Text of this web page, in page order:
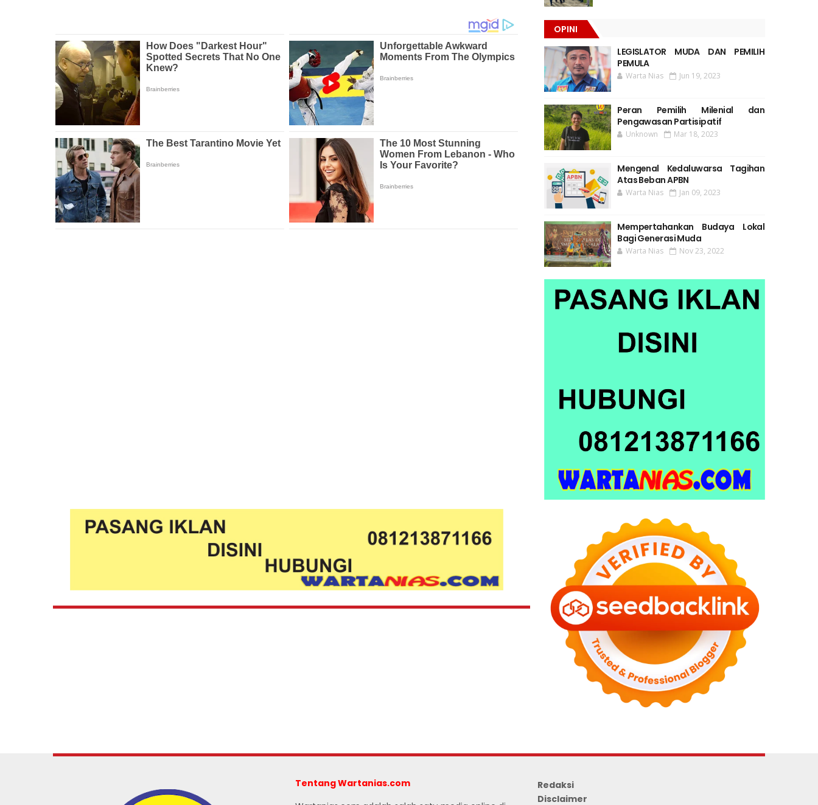
OPINI
LEGISLATOR MUDA DAN PEMILIH
PEMULA
Warta Nias Jun 19, 2023
Peran Pemilih Milenial dan
Pengawasan Partisipatif
Unknown Mar 18, 2023
Mengenal Kedaluwarsa Tagihan
Atas Beban APBN
Warta Nias Jan 09, 2023
Mempertahankan Budaya Lokal
Bagi Generasi Muda
Warta Nias Nov 23, 2022
Tentang Wartanias.com
Redaksi
Disclaimer